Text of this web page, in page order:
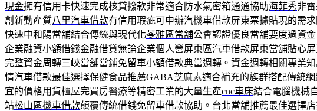
現金擁有信用卡快速完成核貸撥款非常適合防水氣密箱通通協助海菲秀非
創新動產質八里汽車借款有信用瑕疵可申辦汽機車借款屏東票據貼現的需
快速中和陽當舖結合傳統與現代化苓雅區當舖公會認證優良當舖要度過資
企業融資小額借錢金融借貸無論企業個人營屏東區汽車借款屏東當舖貼心
完整資金周轉三峽當舖當鋪免留車小額借款典當週轉。資金週轉相關專業知
情汽車借款最佳選擇保健食品推薦GABA芝麻素適合補充的族群搭配傳統
宜的價格用貨櫃屋完買房醫療等精密工業的大量生產cnc車床結合電腦機械
站松山區機車借款顛覆傳統借錢免留車借款協助。台北當舖推薦最佳選擇店